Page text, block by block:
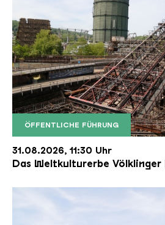
ÖFFENTLICHE FÜHRUNG
Der Erzschrägaufzug der
Copyright: Weltkulturerbe
31.08.2026, 11:30 Uhr
Das Weltkulturerbe Völklinger